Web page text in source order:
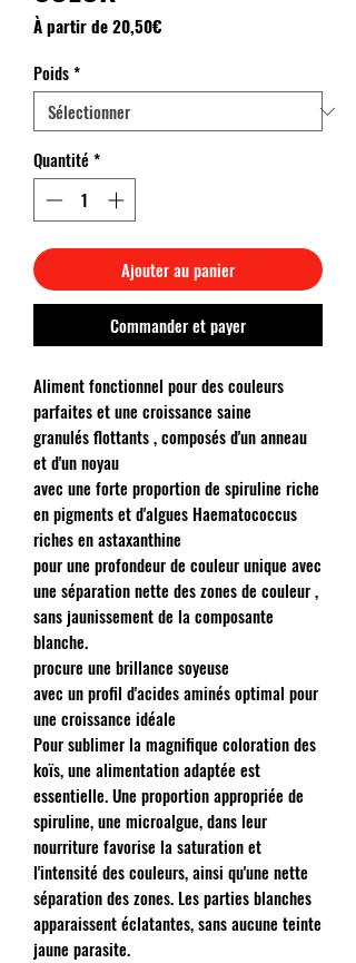
À partir de20,50€Prix
Poids*
Quantité *
Ajouter au panier
Commander et payer
Aliment fonctionnel pour des couleurs
parfaites et une croissance saine
granulés flottants , composés d'un anneau
et d'un noyau
avec une forte proportion de spiruline riche
en pigments et d'algues Haematococcus
riches en astaxanthine
pour une profondeur de couleur unique avec
une séparation nette des zones de couleur ,
sans jaunissement de la composante
blanche.
procure une brillance soyeuse
avec un profil d'acides aminés optimal pour
une croissance idéale
Pour sublimer la magnifique coloration des
koïs, une alimentation adaptée est
essentielle. Une proportion appropriée de
spiruline, une microalgue, dans leur
nourriture favorise la saturation et
l'intensité des couleurs, ainsi qu'une nette
séparation des zones. Les parties blanches
apparaissent éclatantes, sans aucune teinte
jaune parasite.